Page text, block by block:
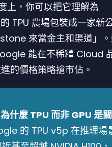
上，你可以把它理解為
TPU 農場包裝成一家新
來當金主和渠道」
能在不稀釋 Cloud
的價格策略搶市佔。
麼 TPU 而非 GPU 是關
的 TPU v5p 在推理場